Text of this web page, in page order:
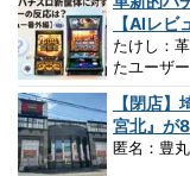
【AIレビ
たけし：
たユーザ
【閉店
宮北』が
匿名：豊